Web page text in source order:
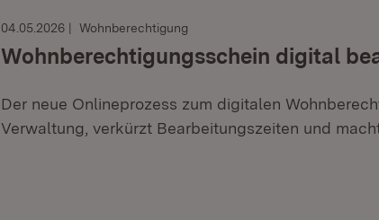
04.05.2026 Wohnberechtigung
Wohnberechtigungsschein digital
Der neue Onlineprozess zum digitalen
Verwaltung, verkürzt Bearbeitungszeiten und